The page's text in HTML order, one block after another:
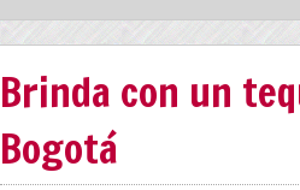
Brinda con un
Bogotá